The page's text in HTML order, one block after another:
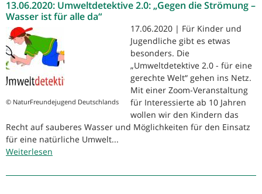
auf
sauberes
13.06.2020: Umweltdetektive 2.0: „Gegen die Strömung –
Wasser ist für alle da“
© NaturFreundejugend Deutschlands
17.06.2020 | Für Kinder und
Jugendliche gibt es etwas
besonders. Die
„Umweltdetektive 2.0 - für eine
gerechte Welt“ gehen ins Netz.
Mit einer Zoom-Veranstaltung
für Interessierte ab 10 Jahren
wollen wir den Kindern das
Recht auf sauberes Wasser und Möglichkeiten für den Einsatz
für eine natürliche Umwelt...
Weiterlesen
Umweltdetektive